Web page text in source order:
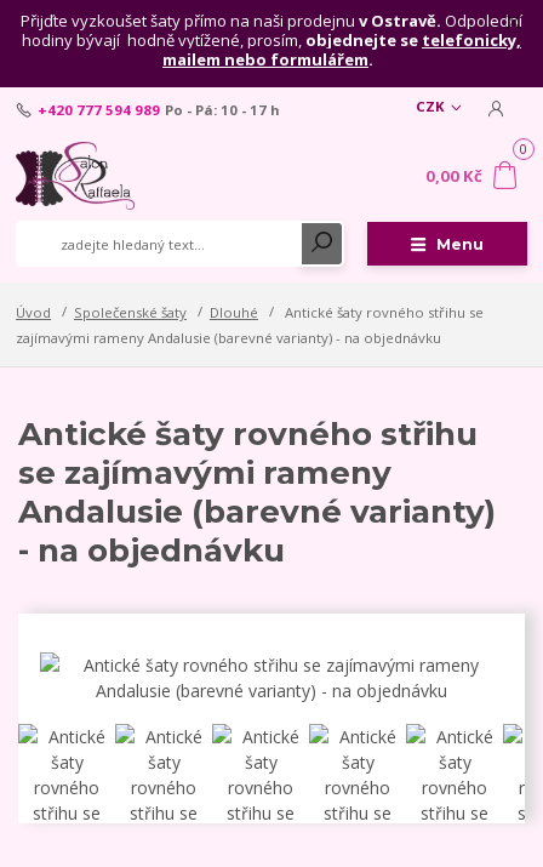
Přijďte vyzkoušet šaty přímo na naši prodejnu v Ostravě. Odpolední
hodiny bývají hodně vytížené, prosím, objednejte se telefonicky,
mailem nebo formulářem.
Menu
CZK
+420 777 594 989 Po - Pá: 10 - 17 h
0
0,00 Kč
Úvod Společenské šaty Dlouhé
Antické šaty rovného střihu se
zajímavými rameny Andalusie (barevné varianty) - na objednávku
Antické šaty rovného střihu
se zajímavými rameny
Andalusie (barevné varianty)
- na objednávku